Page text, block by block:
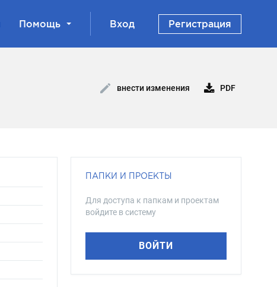
Помощь Вход Регистрация
внести изменения PDF
ПАПКИ И ПРОЕКТЫ
Для доступа к папкам и проектам
войдите в систему
ВОЙТИ